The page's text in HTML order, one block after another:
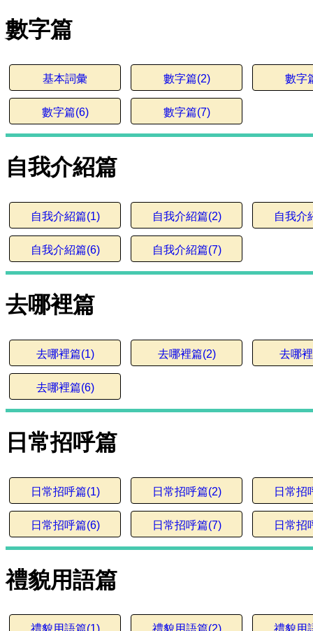
數字篇
基本詞彙 數字篇(2) 數字
數字篇(6) 數字篇(7)
自我介紹篇
自我介紹篇(1) 自我介紹篇(2) 自我介
自我介紹篇(6) 自我介紹篇(7)
去哪裡篇
去哪裡篇(1) 去哪裡篇(2) 去哪
去哪裡篇(6)
日常招呼篇
日常招呼篇(1) 日常招呼篇(2) 日常招
日常招呼篇(6) 日常招呼篇(7) 日常招
禮貌用語篇